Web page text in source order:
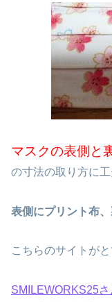
マスクの表側と
の寸法の取り方に工
表側にプリント布
こちらのサイトが
SMILEWORKS25